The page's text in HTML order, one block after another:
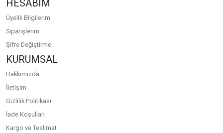
HESABIM
Üyelik Bilgilerim
Siparişlerim
Şifre Değiştirme
KURUMSAL
Hakkımızda
İletişim
Gizlilik Politikası
İade Koşulları
Kargo ve Teslimat